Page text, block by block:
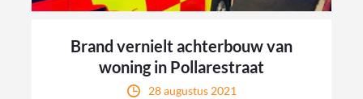
Brand vernielt achterbouw van
woning in Pollarestraat
28 augustus 2021